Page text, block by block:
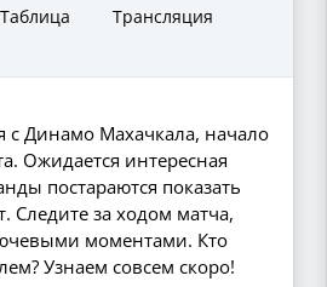
Таблица Трансляция
с Динамо Махачкала, начало
Ожидается интересная
постараются показать
Следите за ходом матча,
моментами. Кто
Узнаем совсем скоро!